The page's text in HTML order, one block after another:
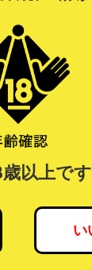
ション】超純ロ
(税込)
以上で
い